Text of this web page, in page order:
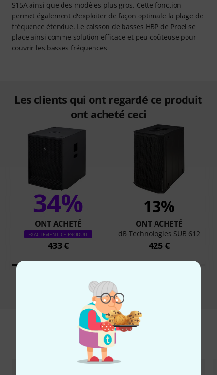
S15A ainsi que des modèles plus gros. Cette fonction
permet également d'exploiter de façon optimale la plage de
fréquence étendue. Le caisson de basses HBP de Proel se
place ainsi comme solution efficace et peu coûteuse pour
couvrir les basses fréquences.
Les clients qui ont regardé ce produit
ont acheté ceci
34%
ONT ACHETÉ
EXACTEMENT CE PRODUIT
433 €
13%
ONT ACHETÉ
dB Technologies SUB 612
425 €
Comparer
Accessoires & articles appropriés